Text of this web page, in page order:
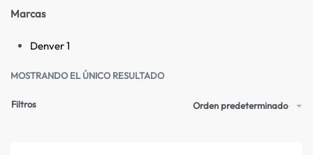
Marcas
Denver1
MOSTRANDO EL ÚNICO RESULTADO
Orden predeterminado
Filtros